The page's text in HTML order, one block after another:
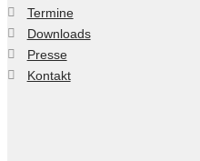
Termine
Downloads
Presse
Kontakt